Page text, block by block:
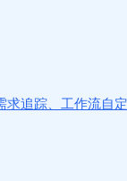
追踪、工作流自